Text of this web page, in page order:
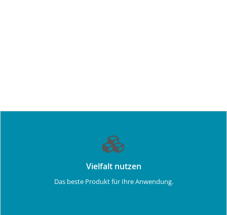
Vielfalt nutzen
Das beste Produkt für Ihre Anwendung.